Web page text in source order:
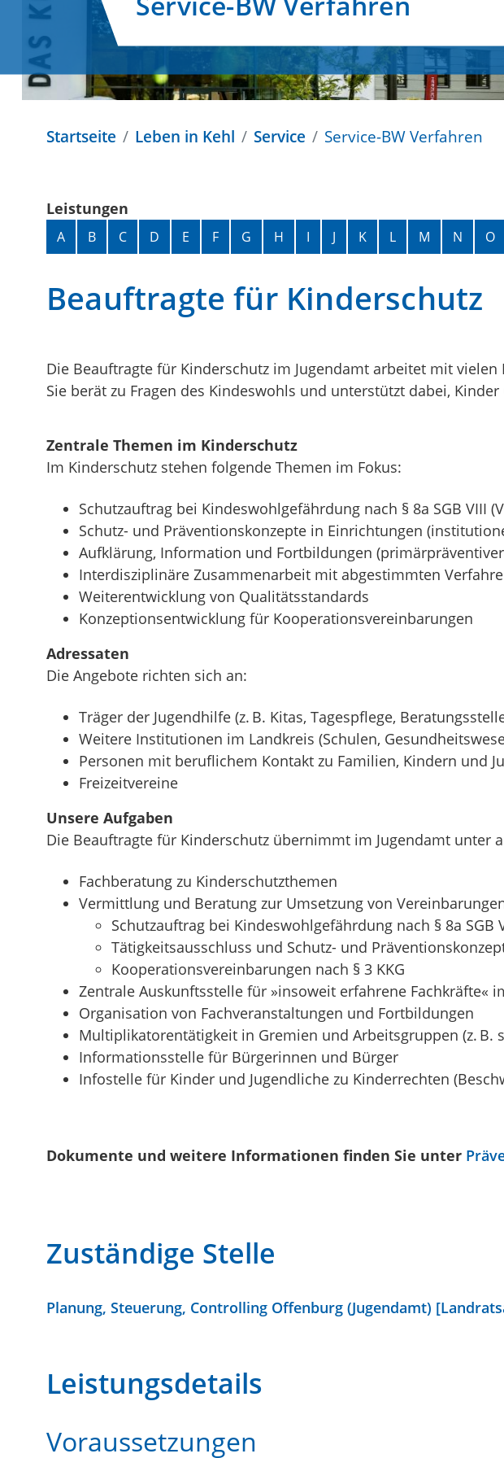
Startseite Leben in Kehl Service Service-BW Verfahren
Leistungen
Alphabetisches Register überspringen
A B C D E F G H I J K L M N O
Beauftragte für Kinderschutz
Die Beauftragte für Kinderschutz im Jugendamt arbeitet mit
Sie berät zu Fragen des Kindeswohls und unterstützt dabei,
Zentrale Themen im Kinderschutz
Im Kinderschutz stehen folgende Themen im Fokus:
Schutzauftrag bei Kindeswohlgefährdung nach § 8a SGB VIII
Schutz- und Präventionskonzepte in Einrichtungen
Aufklärung, Information und Fortbildungen
Interdisziplinäre Zusammenarbeit mit abgestimmten
Weiterentwicklung von Qualitätsstandards
Konzeptionsentwicklung für Kooperationsvereinbarungen
Adressaten
Die Angebote richten sich an:
Träger der Jugendhilfe (z. B. Kitas, Tagespflege,
Weitere Institutionen im Landkreis (Schulen,
Personen mit beruflichem Kontakt zu Familien, Kindern und
Freizeitvereine
Unsere Aufgaben
Die Beauftragte für Kinderschutz übernimmt im Jugendamt unter
Fachberatung zu Kinderschutzthemen
Vermittlung und Beratung zur Umsetzung von
Schutzauftrag bei Kindeswohlgefährdung nach § 8a SGB
Tätigkeitsausschluss und Schutz- und
Kooperationsvereinbarungen nach § 3 KKG
Zentrale Auskunftsstelle für »insoweit erfahrene Fachkräfte«
Organisation von Fachveranstaltungen und Fortbildungen
Multiplikatorentätigkeit in Gremien und Arbeitsgruppen (z. B.
Informationsstelle für Bürgerinnen und Bürger
Infostelle für Kinder und Jugendliche zu Kinderrechten
Dokumente und weitere Informationen finden Sie unter
Zuständige Stelle
Planung, Steuerung, Controlling Offenburg (Jugendamt)
Leistungsdetails
Voraussetzungen